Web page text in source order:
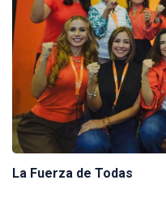
La Fuerza de Todas